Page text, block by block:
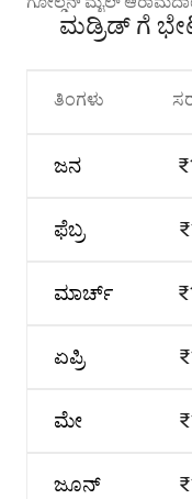
ಮಡ್ರಿಡ್ ಗೆ
ತಿಂಗಳು
ಜನ
ಫೆಬ್ರ
ಮಾರ್ಚ್
ಏಪ್ರಿ
ಮೇ
ಜೂನ್